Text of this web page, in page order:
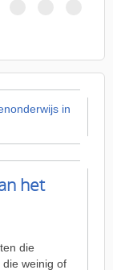
het
die
weinig of